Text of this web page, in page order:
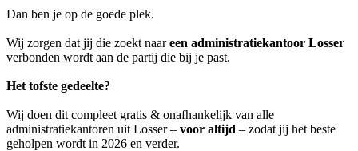
Dan ben je op de goede plek.
Wij zorgen dat jij die zoekt naareen administratiekantoor Losser
verbonden wordt aan de partij die bij je past.
Het tofste gedeelte?
Wij doen dit compleet gratis & onafhankelijk van alle
administratiekantoren uit Losser – voor altijd – zodat jij het beste
geholpen wordt in 2026 en verder.